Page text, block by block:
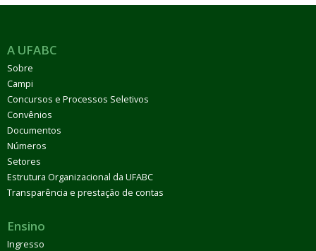
A UFABC
Sobre
Campi
Concursos e Processos Seletivos
Convênios
Documentos
Números
Setores
Estrutura Organizacional da UFABC
Transparência e prestação de contas
Ensino
Ingresso